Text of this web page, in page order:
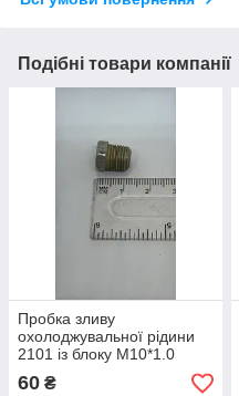
Подібні товари компанії
Пробка зливу
охолоджувальної рідини
2101 із блоку М10*1.0
60 ₴